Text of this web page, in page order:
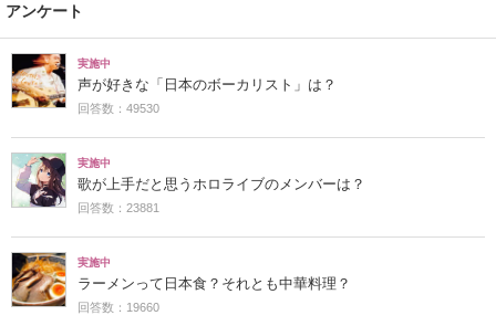
アンケート
実施中
声が好きな「日本のボーカリスト」は？
回答数：49530
実施中
歌が上手だと思うホロライブのメンバーは？
回答数：23881
実施中
ラーメンって日本食？それとも中華料理？
回答数：19660